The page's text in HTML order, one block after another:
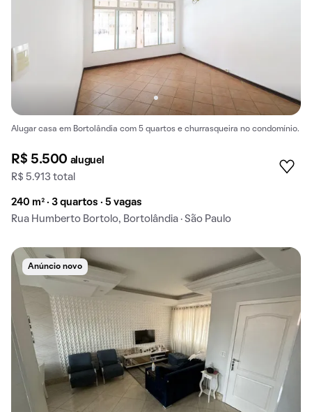
Alugar casa em Bortolândia com 5 quartos e churrasqueira no condomínio.
R$ 5.500 aluguel
R$ 5.913 total
240 m² · 3 quartos · 5 vagas
Rua Humberto Bortolo, Bortolândia · São Paulo
Anúncio novo